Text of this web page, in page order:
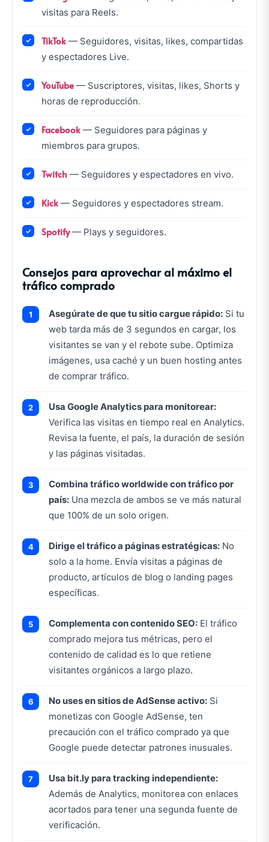
visitas para Reels.
TikTok — Seguidores, visitas, likes, compartidas
y espectadores Live.
YouTube — Suscriptores, visitas, likes, Shorts y
horas de reproducción.
Facebook — Seguidores para páginas y
miembros para grupos.
Twitch — Seguidores y espectadores en vivo.
Kick — Seguidores y espectadores stream.
Spotify— Plays y seguidores.
Consejos para aprovechar al máximo el
tráfico comprado
Asegúrate de que tu sitio cargue rápido: Si tu
web tarda más de 3 segundos en cargar, los
visitantes se van y el rebote sube. Optimiza
imágenes, usa caché y un buen hosting antes
de comprar tráfico.
Usa Google Analytics para monitorear:
Verifica las visitas en tiempo real en Analytics.
Revisa la fuente, el país, la duración de sesión
y las páginas visitadas.
Combina tráfico worldwide con tráfico por
país: Una mezcla de ambos se ve más natural
que 100% de un solo origen.
Dirige el tráfico a páginas estratégicas: No
solo a la home. Envía visitas a páginas de
producto, artículos de blog o landing pages
específicas.
Complementa con contenido SEO: El tráfico
comprado mejora tus métricas, pero el
contenido de calidad es lo que retiene
visitantes orgánicos a largo plazo.
No uses en sitios de AdSense activo: Si
monetizas con Google AdSense, ten
precaución con el tráfico comprado ya que
Google puede detectar patrones inusuales.
Usa bit.ly para tracking independiente:
Además de Analytics, monitorea con enlaces
acortados para tener una segunda fuente de
verificación.